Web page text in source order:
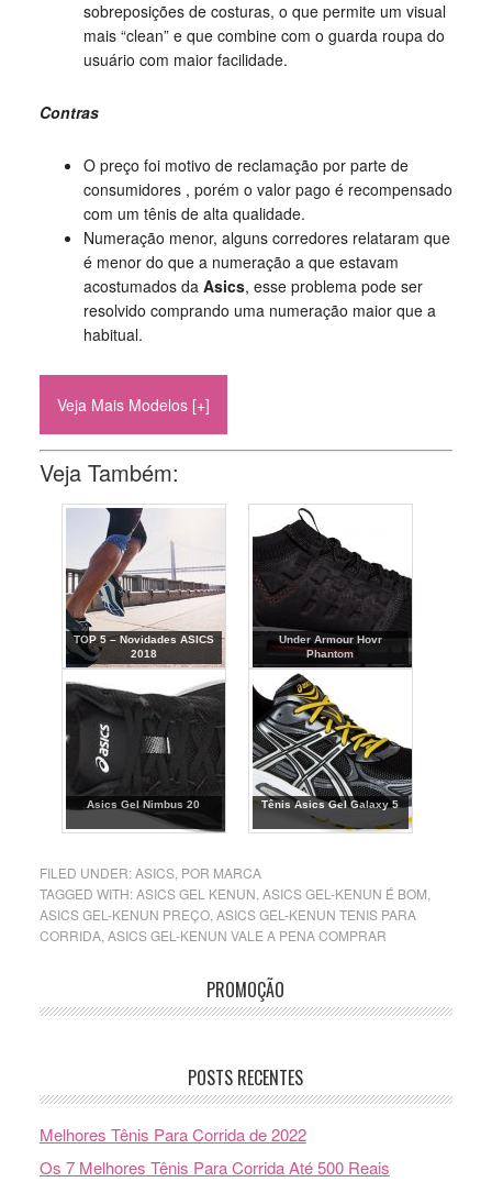
sobreposições de costuras, o que permite um visual
mais “clean” e que combine com o guarda roupa do
usuário com maior facilidade.
Contras
O preço foi motivo de reclamação por parte de
consumidores , porém o valor pago é recompensado
com um tênis de alta qualidade.
Numeração menor, alguns corredores relataram que
é menor do que a numeração a que estavam
acostumados da Asics, esse problema pode ser
resolvido comprando uma numeração maior que a
habitual.
Veja Mais Modelos [+]
Veja Também:
TOP 5 – Novidades ASICS
2018
Under Armour Hovr
Phantom
Asics Gel Nimbus 20 Tênis Asics Gel Galaxy 5
FILED UNDER:ASICS, POR MARCA
TAGGED WITH:ASICS GEL KENUN ASICS GEL-KENUN É BOM
ASICS GEL-KENUN PREÇO, ASICS GEL-KENUN TENIS PARA
CORRIDA, ASICS GEL-KENUN VALE A PENA COMPRAR
PROMOÇÃO
POSTS RECENTES
Melhores Tênis Para Corrida de 2022
Os 7 Melhores Tênis Para Corrida Até 500 Reais